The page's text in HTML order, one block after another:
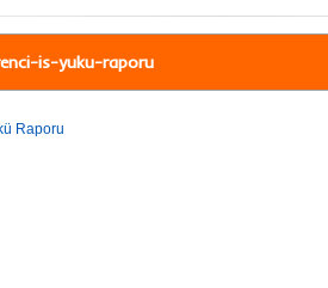
is-yuku-raporu
Raporu